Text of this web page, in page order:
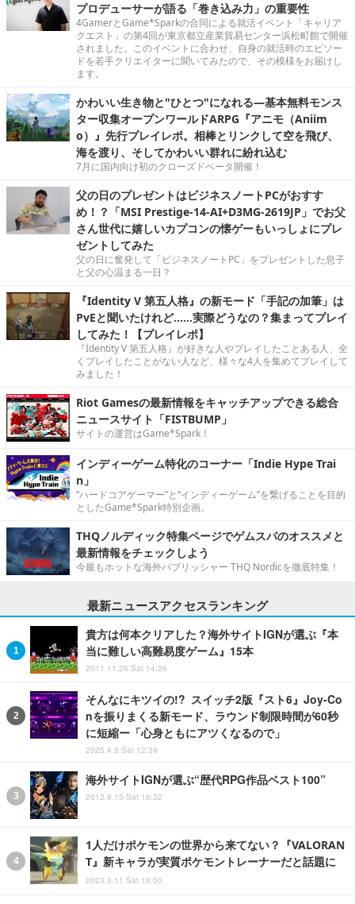
プロデューサーが語る「巻き込み力」の重要性
4GamerとGame*Sparkの合同による就活イベント「キャリア
クエスト」の第4回が東京都立産業貿易センター浜松町館で開催
されました。このイベントに合わせ、自身の就活時のエピソー
ドを若手クリエイターに聞いてみたので、その模様をお届けし
ます。
かわいい生き物と"ひとつ"になれる―基本無料モンス
ター収集オープンワールドARPG『アニモ（Aniim
o）』先行プレイレポ。相棒とリンクして空を飛び、
海を渡り、そしてかわいい群れに紛れ込む
7月に国内向け初のクローズドベータ開催！
父の日のプレゼントはビジネスノートPCがおすす
め！？「MSI Prestige-14-AI+D3MG-2619JP」でお父
さん世代に嬉しいカプコンの懐ゲーもいっしょにプレ
ゼントしてみた
父の日に奮発して「ビジネスノートPC」をプレゼントした息子
と父の心温まる一日？
『Identity V 第五人格』の新モード「手記の加筆」は
PvEと聞いたけれど……実際どうなの？集まってプレイ
してみた！【プレイレポ】
『Identity V 第五人格』が好きな人やプレイしたことある人、全
くプレイしたことがない人など、様々な4人を集めてプレイして
みました！
Riot Gamesの最新情報をキャッチアップできる総合
ニュースサイト「FISTBUMP」
サイトの運営はGame*Spark！
インディーゲーム特化のコーナー「Indie Hype Trai
n」
“ハードコアゲーマー”と“インディーゲーム”を繋げることを目的
としたGame*Spark特別企画。
THQノルディック特集ページでゲムスパのオススメと
最新情報をチェックしよう
今最もホットな海外パブリッシャー THQ Nordicを徹底特集！
最新ニュースアクセスランキング
貴方は何本クリアした？海外サイトIGNが選ぶ『本
当に難しい高難易度ゲーム』15本
2011.11.26 Sat 14:26
そんなにキツイの!? スイッチ2版『スト6』Joy-Co
nを振りまくる新モード、ラウンド制限時間が60秒
に短縮ー「心身ともにアツくなるので」
2025.4.5 Sat 12:39
海外サイトIGNが選ぶ“歴代RPG作品ベスト100”
2012.9.15 Sat 16:32
1人だけポケモンの世界から来てない？『VALORAN
T』新キャラが実質ポケモントレーナーだと話題に
2023.3.11 Sat 16:00